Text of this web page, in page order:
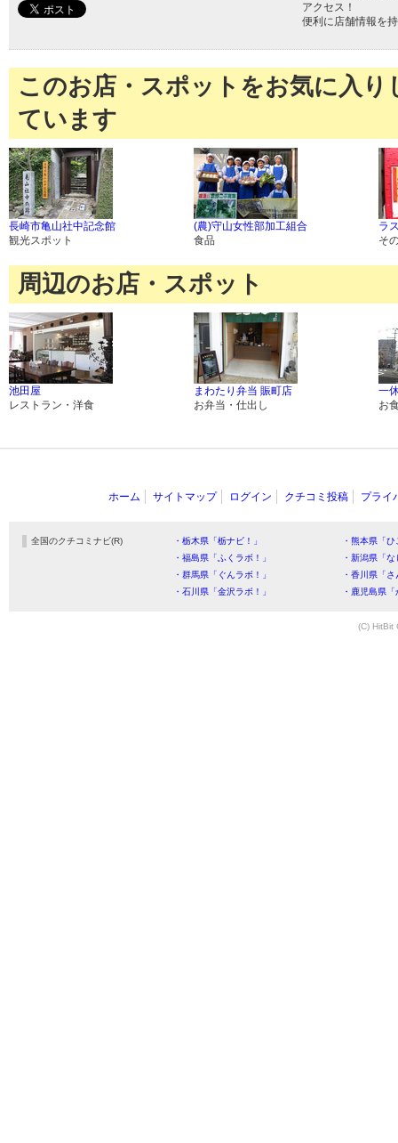
アクセス！
便利に店舗情報を
このお店・スポットをお気に入
ています
長崎市亀山社中記念館
観光スポット
(農)守山女性部加工組合
食品
ラ
そ
周辺のお店・スポット
池田屋
レストラン・洋食
まわたり弁当 賑町店
お弁当・仕出し
一
お
ホーム サイトマップ ログイン クチコミ投稿 プライ
全国のクチコミナビ(R) ・栃木県「栃ナビ！」
・熊本県「
・福島県「ふくラボ！」
・新潟県「
・群馬県「ぐんラボ！」
・香川県「
・石川県「金沢ラボ！」
・鹿児島県
(C) HitBit